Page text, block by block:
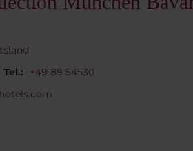
Tel.:
+49 89 54530